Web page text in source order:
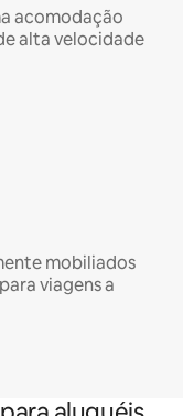
acomodação
alta velocidade
mobiliados
viagens a